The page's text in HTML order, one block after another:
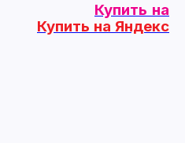
Купить на
Купить на Яндекс